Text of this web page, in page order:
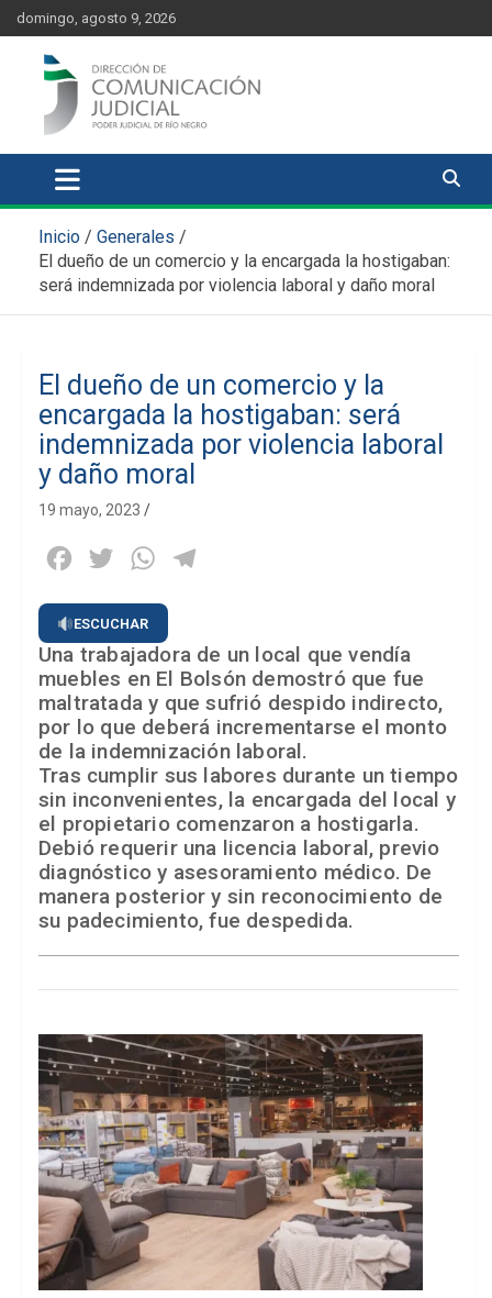
content
Skip
to
content
domingo, agosto 9, 2026
Comunicación Judicial
Inicio
Generales
El dueño de un comercio y la encargada la hostigaban:
será indemnizada por violencia laboral y daño moral
El dueño de un comercio y la
encargada la hostigaban: será
indemnizada por violencia laboral
y daño moral
19 mayo, 2023
Facebook
Twitter WhatsApp
ESCUCHAR
Una trabajadora de un local que vendía
muebles en El Bolsón demostró que fue
maltratada y que sufrió despido indirecto,
por lo que deberá incrementarse el monto
de la indemnización laboral.
Tras cumplir sus labores durante un tiempo
sin inconvenientes, la encargada del local y
el propietario comenzaron a hostigarla.
Debió requerir una licencia laboral, previo
diagnóstico y asesoramiento médico. De
manera posterior y sin reconocimiento de
su padecimiento, fue despedida.